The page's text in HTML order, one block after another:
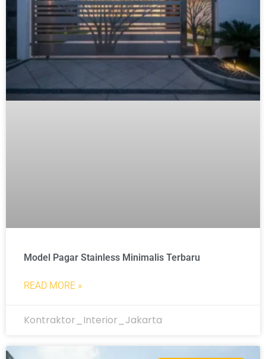
Model Pagar Stainless Minimalis Terbaru
READ MORE »
Kontraktor_Interior_Jakarta